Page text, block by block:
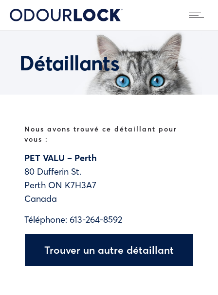
Détaillants
Nous avons trouvé ce détaillant pour
vous :
PET VALU – Perth
80 Dufferin St.
Perth ON K7H3A7
Canada
Téléphone: 613-264-8592
Trouver un autre détaillant